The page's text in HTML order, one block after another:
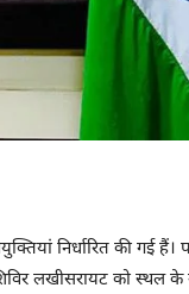
निर्धारित की गई
शिविर लखीसरायट को